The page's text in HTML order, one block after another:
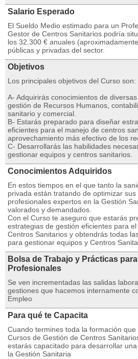
Salario Esperado
El Sueldo Medio estimado para un
Gestor de Centros Sanitarios podría
los 32.300 € anuales
públicas y privadas del sector.
Objetivos
Los principales objetivos del Curso son:
A- Adquirirás conocimientos de
gestión de Recursos Humanos,
sanitario y comercial.
B- Estarás preparado para diseñar
eficientes para el manejo de centros
aprovechamiento más efectivo de los
C- Desarrollarás las habilidades
gestionar equipos y centros sanitarios.
Conocimientos Adquiridos
En estos tiempos en el que tanto la
privada están tratando de optimizar
profesionales expertos en la Gestión
valorados y demandados.
Con el Curso te aseguro que estarás
estrategias de gestión eficientes para
Centros Sanitarios y obtendrás todas
para gestionar equipos y Centros
Bolsa de Trabajo y Prácticas
Profesionales
Se ven incrementadas las salidas
gestiones que hacemos internamente
Empleo
Para qué te Capacita
Cuando termines toda la formación
Cursos de Gestión de Centros
estarás capacitado para desarrollar
la Gestión Sanitaria